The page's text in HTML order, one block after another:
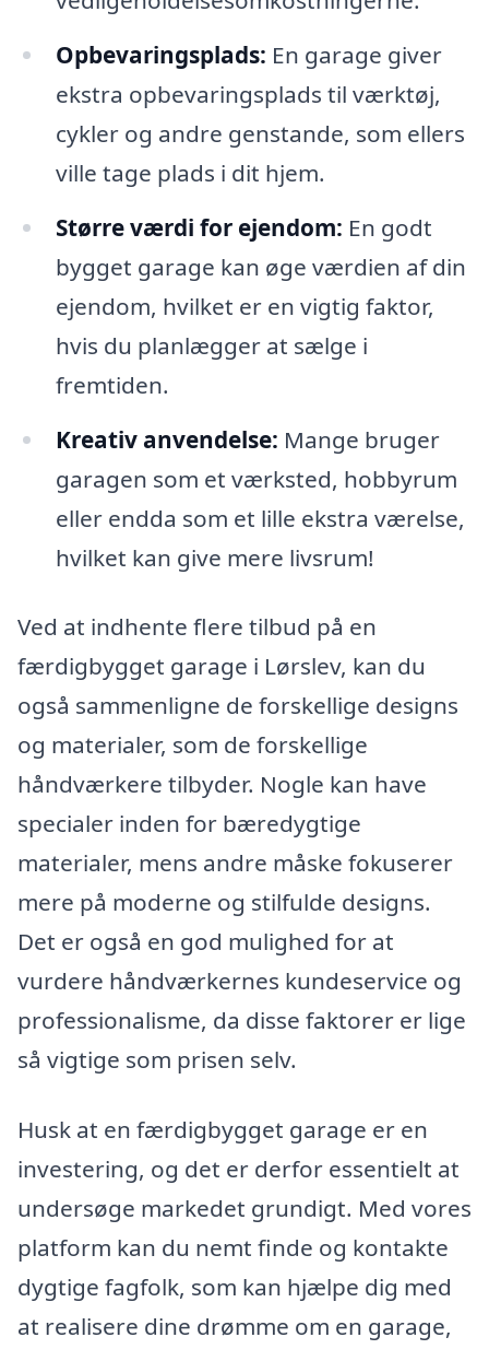
Opbevaringsplads: En garage giver
ekstra opbevaringsplads til værktøj,
cykler og andre genstande, som ellers
ville tage plads i dit hjem.
Større værdi for ejendom: En godt
bygget garage kan øge værdien af din
ejendom, hvilket er en vigtig faktor,
hvis du planlægger at sælge i
fremtiden.
Kreativ anvendelse: Mange bruger
garagen som et værksted, hobbyrum
eller endda som et lille ekstra værelse,
hvilket kan give mere livsrum!
Ved at indhente flere tilbud på en
færdigbygget garage i Lørslev, kan du
også sammenligne de forskellige designs
og materialer, som de forskellige
håndværkere tilbyder. Nogle kan have
specialer inden for bæredygtige
materialer, mens andre måske fokuserer
mere på moderne og stilfulde designs.
Det er også en god mulighed for at
vurdere håndværkernes kundeservice og
professionalisme, da disse faktorer er lige
så vigtige som prisen selv.
Husk at en færdigbygget garage er en
investering, og det er derfor essentielt at
undersøge markedet grundigt. Med vores
platform kan du nemt finde og kontakte
dygtige fagfolk, som kan hjælpe dig med
at realisere dine drømme om en garage,